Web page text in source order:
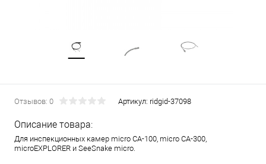
видеокамеры
Ridgid 6мм x
видеокамеры видеокамеры
Отзывов: 0 Артикул: ridgid-37098
Описание товара:
Для инспекционных камер micro CA-100, micro CA-300,
microEXPLORER и SeeSnake micro.